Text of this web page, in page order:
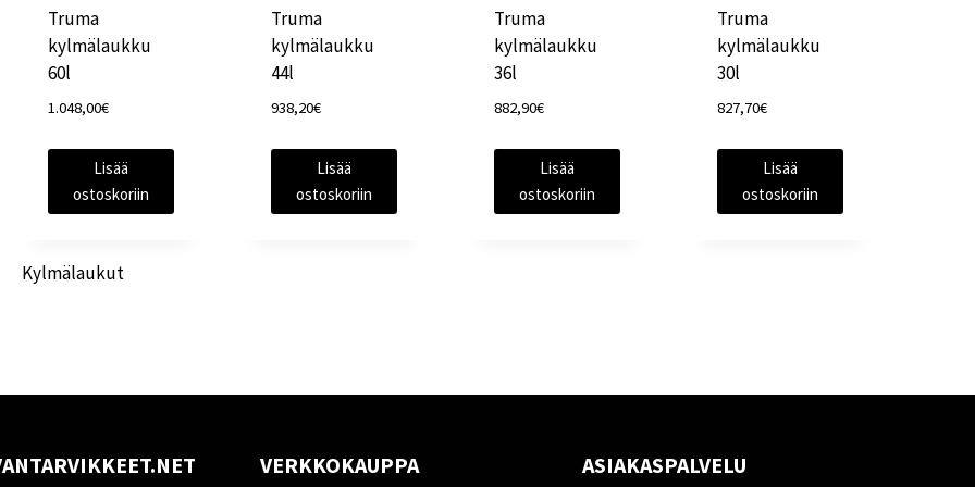
Truma
kylmälaukku
60l
1.048,00€
Lisää
ostoskoriin
Truma
kylmälaukku
44l
938,20€
Lisää
ostoskoriin
Truma
kylmälaukku
36l
882,90€
Lisää
ostoskoriin
Truma
kylmälaukku
30l
827,70€
Lisää
ostoskoriin
Kylmälaukut
VERKKOKAUPPA ASIAKASPALVELU